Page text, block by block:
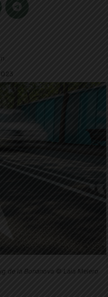
de la Bonanova © Laia Melero